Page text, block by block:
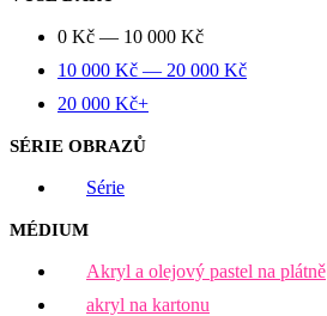
0 Kč — 10 000 Kč
10 000 Kč — 20 000 Kč
20 000 Kč+
SÉRIE OBRAZŮ
Série
MÉDIUM
Akryl a olejový pastel na plátně
akryl na kartonu